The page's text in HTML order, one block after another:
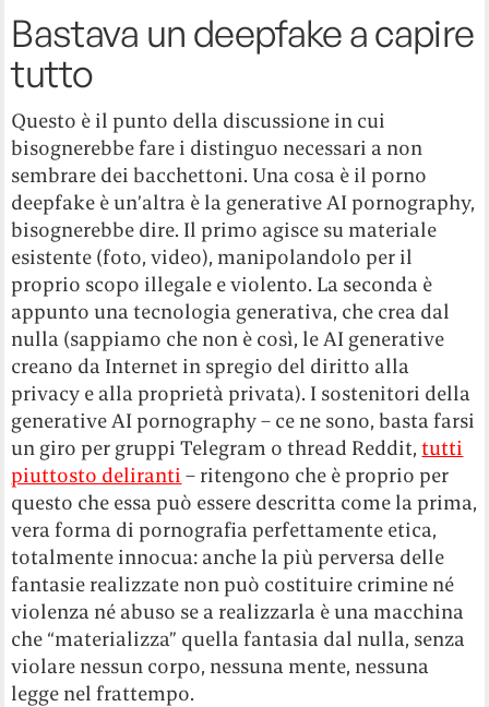
Bastava un deepfake a capire
tutto
Questo è il punto della discussione in cui
bisognerebbe fare i distinguo necessari a non
sembrare dei bacchettoni. Una cosa è il porno
deepfake è un’altra è la generative AI pornography,
bisognerebbe dire. Il primo agisce su materiale
esistente (foto, video), manipolandolo per il
proprio scopo illegale e violento. La seconda è
appunto una tecnologia generativa, che crea dal
nulla (sappiamo che non è così, le AI generative
creano da Internet in spregio del diritto alla
privacy e alla proprietà privata). I sostenitori della
generative AI pornography – ce ne sono, basta farsi
un giro per gruppi Telegram o thread Reddit,tutti
piuttosto deliranti – ritengono che è proprio per
questo che essa può essere descritta come la prima,
vera forma di pornografia perfettamente etica,
totalmente innocua: anche la più perversa delle
fantasie realizzate non può costituire crimine né
violenza né abuso se a realizzarla è una macchina
che “materializza” quella fantasia dal nulla, senza
violare nessun corpo, nessuna mente, nessuna
legge nel frattempo.